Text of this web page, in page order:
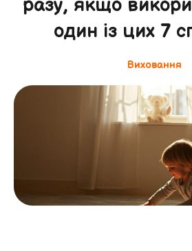
разу, якщо
один із цих 7
Виховання